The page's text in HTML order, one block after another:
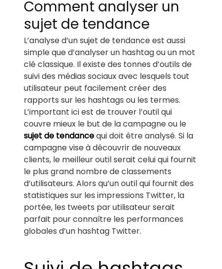
Comment analyser un
sujet de tendance
L’analyse d’un sujet de tendance est aussi
simple que d’analyser un hashtag ou un mot
clé classique. Il existe des tonnes d’outils de
suivi des médias sociaux avec lesquels tout
utilisateur peut facilement créer des
rapports sur les hashtags ou les termes.
L’important ici est de trouver l’outil qui
couvre mieux le but de la campagne ou le
sujet de tendancequi doit être analysé. Si la
campagne vise à découvrir de nouveaux
clients, le meilleur outil serait celui qui fournit
le plus grand nombre de classements
d’utilisateurs. Alors qu’un outil qui fournit des
statistiques sur les impressions Twitter, la
portée, les tweets par utilisateur serait
parfait pour connaître les performances
globales d’un hashtag Twitter.